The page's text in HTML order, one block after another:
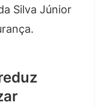
Silva Júnior